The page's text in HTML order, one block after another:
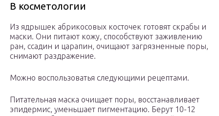
В косметологии
Из ядрышек абрикосовых косточек готовят скрабы и
маски. Они питают кожу, способствуют заживлению
ран, ссадин и царапин, очищают загрязненные поры,
снимают раздражение.
Можно воспользоватья следующими рецептами.
Питательная маска очищает поры, восстанавливает
эпидермис, уменьшает пигментацию. Берут 10-12